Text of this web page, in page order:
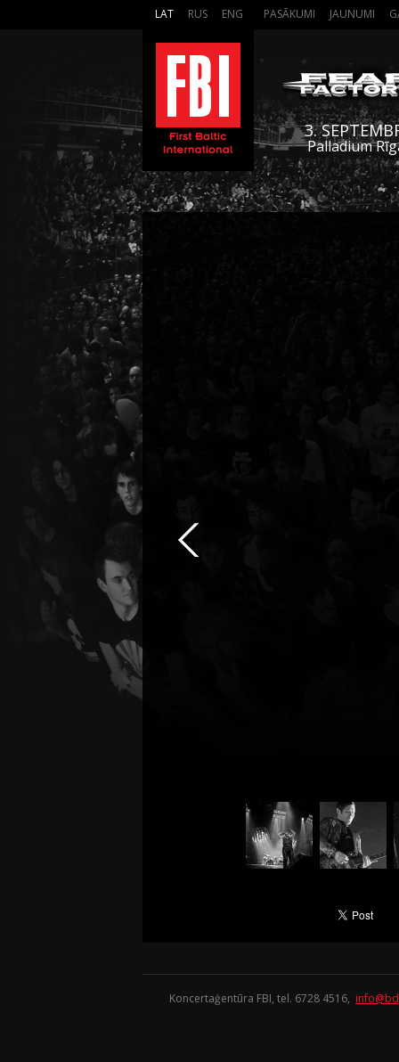
LAT RUS ENG PASĀKUMI JAUNUMI
3.
Palladium
Koncertaģentūra FBI, tel. 6728 4516,